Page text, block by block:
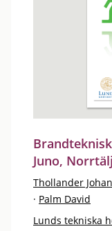
Juno,
Thollander
· Palm David
Lunds tekniska